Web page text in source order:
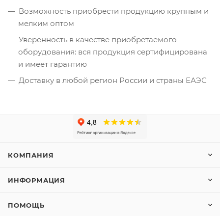
Возможность приобрести продукцию крупным и
мелким оптом
Уверенность в качестве приобретаемого
оборудования: вся продукция сертифицирована
и имеет гарантию
Доставку в любой регион России и страны ЕАЭС
КОМПАНИЯ
ИНФОРМАЦИЯ
ПОМОЩЬ